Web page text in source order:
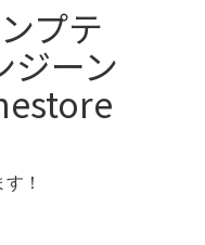
プテ
ジーン
！